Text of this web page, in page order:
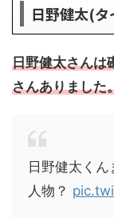
日野健太(タ
日野健太さんは
さんありました
日野健太く
人物？